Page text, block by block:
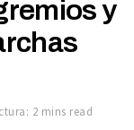
y
2 mins read